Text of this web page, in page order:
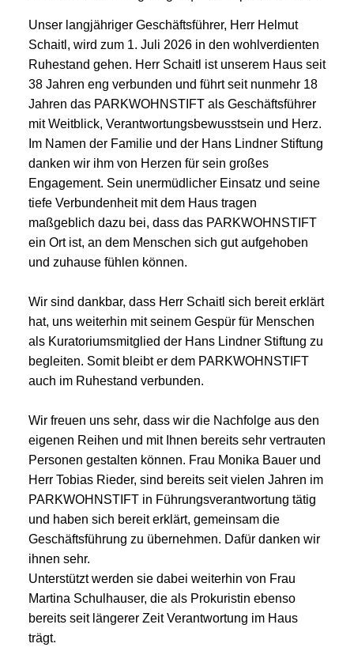
Unser langjähriger Geschäftsführer, Herr Helmut
Schaitl, wird zum 1. Juli 2026 in den wohlverdienten
Ruhestand gehen. Herr Schaitl ist unserem Haus seit
38 Jahren eng verbunden und führt seit nunmehr 18
Jahren das PARKWOHNSTIFT als Geschäftsführer
mit Weitblick, Verantwortungsbewusstsein und Herz.
Im Namen der Familie und der Hans Lindner Stiftung
danken wir ihm von Herzen für sein großes
Engagement. Sein unermüdlicher Einsatz und seine
tiefe Verbundenheit mit dem Haus tragen
maßgeblich dazu bei, dass das PARKWOHNSTIFT
ein Ort ist, an dem Menschen sich gut aufgehoben
und zuhause fühlen können.
Wir sind dankbar, dass Herr Schaitl sich bereit erklärt
hat, uns weiterhin mit seinem Gespür für Menschen
als Kuratoriumsmitglied der Hans Lindner Stiftung zu
begleiten. Somit bleibt er dem PARKWOHNSTIFT
auch im Ruhestand verbunden.
Wir freuen uns sehr, dass wir die Nachfolge aus den
eigenen Reihen und mit Ihnen bereits sehr vertrauten
Personen gestalten können. Frau Monika Bauer und
Herr Tobias Rieder, sind bereits seit vielen Jahren im
PARKWOHNSTIFT in Führungsverantwortung tätig
und haben sich bereit erklärt, gemeinsam die
Geschäftsführung zu übernehmen. Dafür danken wir
ihnen sehr.
Unterstützt werden sie dabei weiterhin von Frau
Martina Schulhauser, die als Prokuristin ebenso
bereits seit längerer Zeit Verantwortung im Haus
trägt.